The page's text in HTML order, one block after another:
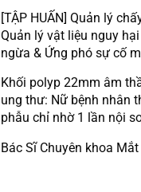
[TẬP HUẤN] Quản lý
Quản lý vật liệu nguy
ngừa & Ứng phó sự cố
Khối polyp 22mm âm
ung thư: Nữ bệnh nhân
phẫu chỉ nhờ 1 lần nội
Bác Sĩ Chuyên khoa Mắt